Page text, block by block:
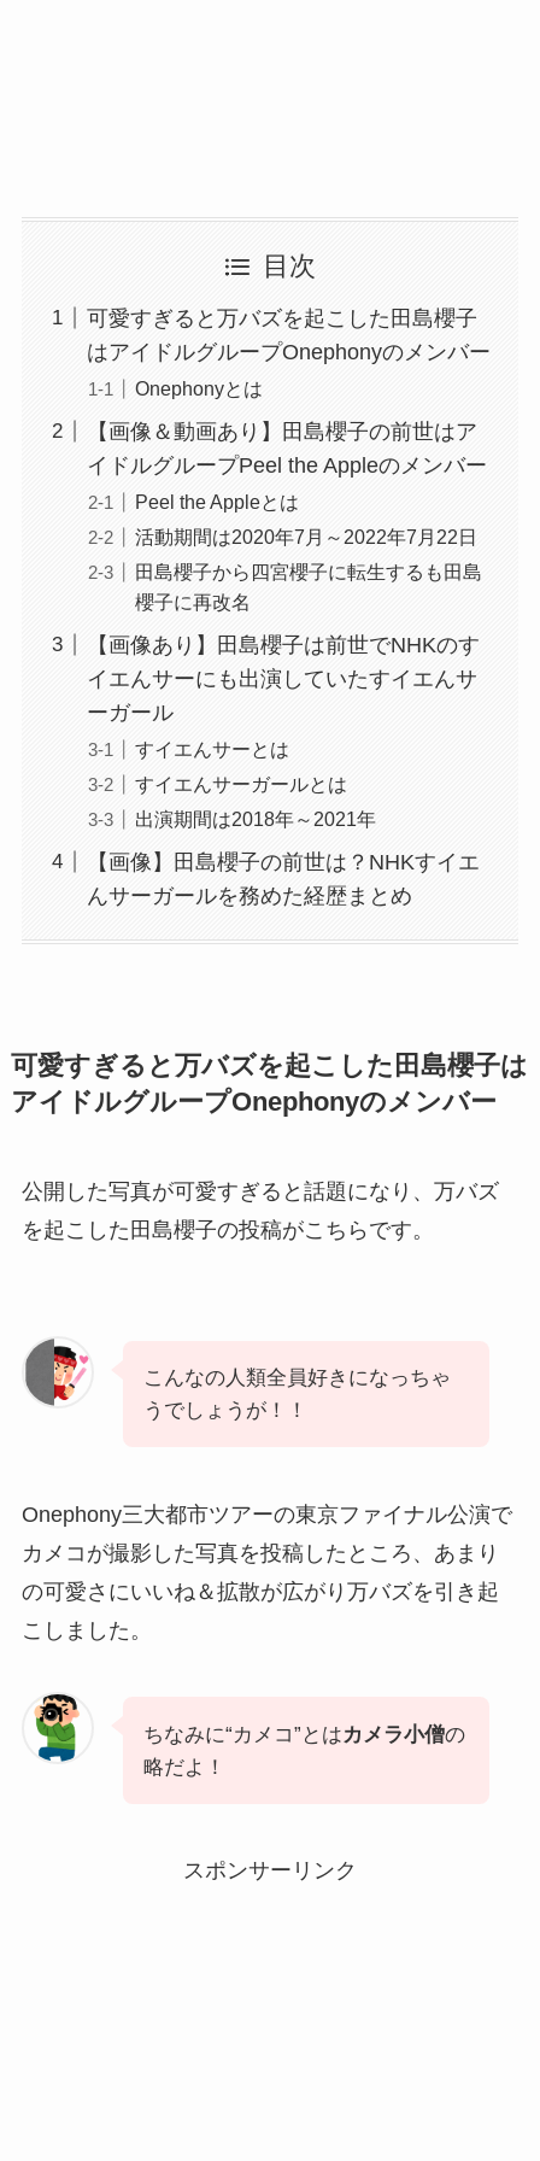
目次
可愛すぎると万バズを起こした田島櫻子
はアイドルグループOnephonyのメンバー
Onephonyとは
【画像＆動画あり】田島櫻子の前世はア
イドルグループPeel the Appleのメンバー
Peel the Appleとは
活動期間は2020年7月～2022年7月22日
田島櫻子から四宮櫻子に転生するも田島
櫻子に再改名
【画像あり】田島櫻子は前世でNHKのす
イエんサーにも出演していたすイエんサ
ーガール
すイエんサーとは
すイエんサーガールとは
出演期間は2018年～2021年
【画像】田島櫻子の前世は？NHKすイエ
んサーガールを務めた経歴まとめ
可愛すぎると万バズを起こした田島櫻子は
アイドルグループOnephonyのメンバー
公開した写真が可愛すぎると話題になり、万バズ
を起こした田島櫻子の投稿がこちらです。
こんなの人類全員好きになっちゃ
うでしょうが！！
Onephony三大都市ツアーの東京ファイナル公演で
カメコが撮影した写真を投稿したところ、あまり
の可愛さにいいね＆拡散が広がり万バズを引き起
こしました。
ちなみに“カメコ”とはカメラ小僧の
略だよ！
スポンサーリンク